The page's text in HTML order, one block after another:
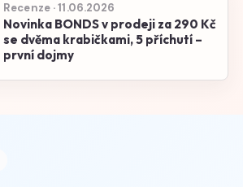
Recenze · 11.06.2026
Novinka BONDS v prodeji za 290 Kč
se dvěma krabičkami, 5 příchutí –
první dojmy